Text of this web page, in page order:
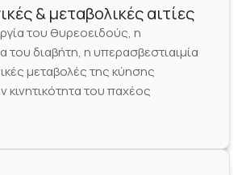
& μεταβολικές αιτίες
του θυρεοειδούς, η
του διαβήτη, η υπερασβεστιαιμία
μεταβολές της κύησης
κινητικότητα του παχέος